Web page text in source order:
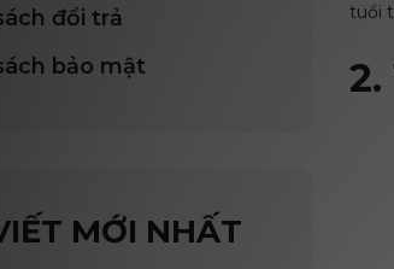
tuổi
đổi trả
bảo mật
MỚI NHẤT